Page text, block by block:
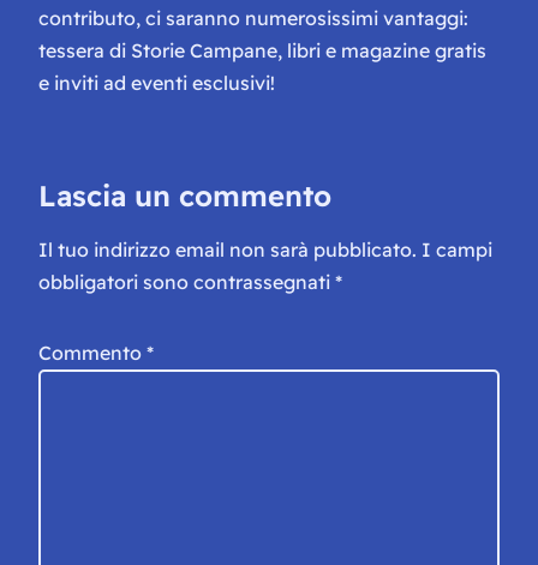
contributo, ci saranno numerosissimi vantaggi:
tessera di Storie Campane, libri e magazine gratis
e inviti ad eventi esclusivi!
Lascia un commento
Il tuo indirizzo email non sarà pubblicato. I campi
obbligatori sono contrassegnati *
Commento *